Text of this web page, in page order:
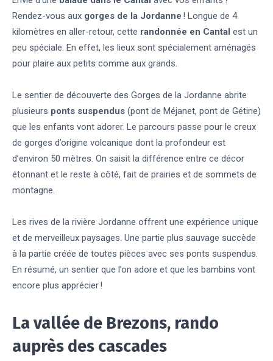
Rendez-vous aux gorges de la Jordanne ! Longue de 4
kilomètres en aller-retour, cette randonnée en Cantal est un
peu spéciale. En effet, les lieux sont spécialement aménagés
pour plaire aux petits comme aux grands.
Le sentier de découverte des Gorges de la Jordanne abrite
plusieurs ponts suspendus (pont de Méjanet, pont de Gétine)
que les enfants vont adorer. Le parcours passe pour le creux
de gorges d’origine volcanique dont la profondeur est
d’environ 50 mètres. On saisit la différence entre ce décor
étonnant et le reste à côté, fait de prairies et de sommets de
montagne.
Les rives de la rivière Jordanne offrent une expérience unique
et de merveilleux paysages. Une partie plus sauvage succède
à la partie créée de toutes pièces avec ses ponts suspendus.
En résumé, un sentier que l’on adore et que les bambins vont
encore plus apprécier !
La vallée de Brezons, rando
auprès des cascades